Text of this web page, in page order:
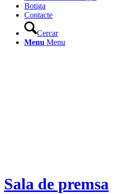
Botiga
Contacte
Cercar
Menu Menu
Sala de premsa